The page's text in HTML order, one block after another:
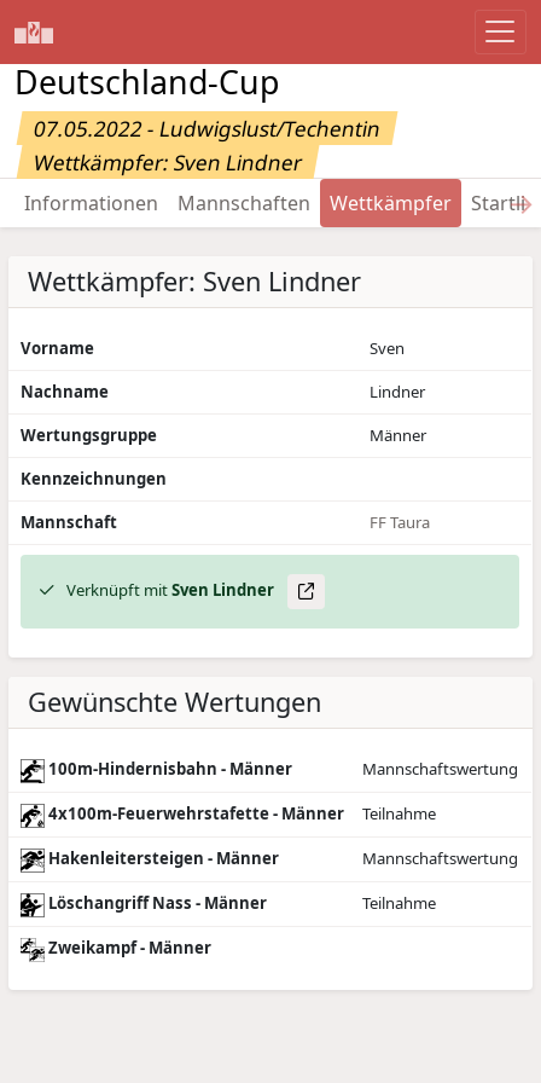
Deutschland-Cup
07.05.2022 - Ludwigslust/Techentin
Wettkämpfer: Sven Lindner
Informationen Mannschaften Wettkämpfer →
Wettkämpfer: Sven Lindner
Vorname
Sven
Nachname
Lindner
Wertungsgruppe
Männer
Kennzeichnungen
Mannschaft
FF Taura
Verknüpft mitSven Lindner
Gewünschte Wertungen
100m-Hindernisbahn - Männer Mannschaftswertung
4x100m-Feuerwehrstafette - Männer Teilnahme
Hakenleitersteigen - Männer Mannschaftswertung
Löschangriff Nass - Männer Teilnahme
Zweikampf - Männer